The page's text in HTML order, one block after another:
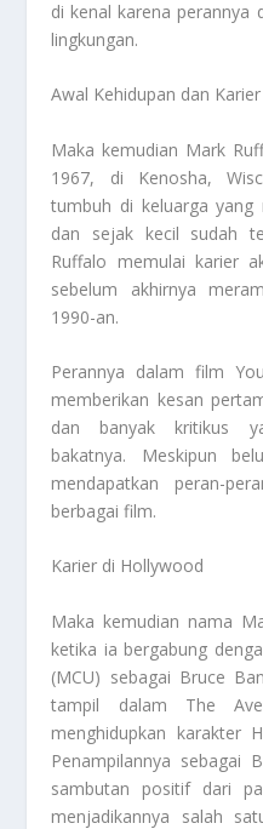
di kenal karena perannya
lingkungan.
Awal Kehidupan dan Karier
Maka kemudian Mark
1967, di Kenosha,
tumbuh di keluarga yang
dan sejak kecil sudah
Ruffalo memulai karier
sebelum akhirnya
1990-an.
Perannya dalam film
memberikan kesan
dan banyak kritikus
bakatnya. Meskipun
mendapatkan peran-
berbagai film.
Karier di Hollywood
Maka kemudian nama
ketika ia bergabung
(MCU) sebagai Bruce
tampil dalam The
menghidupkan karakter
Penampilannya sebagai
sambutan positif dari
menjadikannya salah